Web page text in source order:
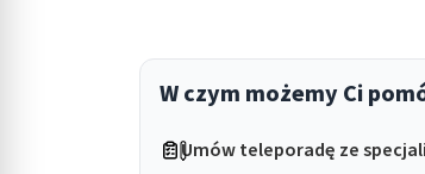
W czym możemy Ci
Umów teleporadę ze